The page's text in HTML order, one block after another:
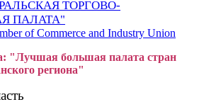
ТОРГОВО-
ПАЛАТА"
of Commerce and Industry Union
"Лучшая большая палата стран
региона"